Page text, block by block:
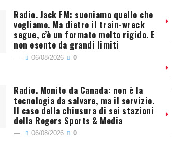
Radio. Jack FM: suoniamo quello che
vogliamo. Ma dietro il train-wreck
segue, c’è un formato molto rigido. E
non esente da grandi limiti
06/08/2026 0
Radio. Monito da Canada: non è la
tecnologia da salvare, ma il servizio.
Il caso della chiusura di sei stazioni
della Rogers Sports & Media
06/08/2026 0